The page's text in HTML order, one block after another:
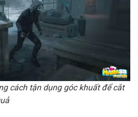
cách tận dụng góc khuất để cắt